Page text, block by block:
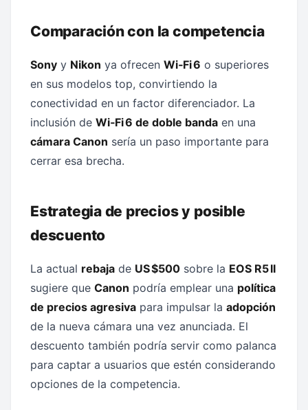
Comparación con la competencia
Sony y Nikon ya ofrecen Wi‑Fi 6 o superiores
en sus modelos top, convirtiendo la
conectividad en un factor diferenciador. La
inclusión de Wi‑Fi 6 de doble banda en una
cámara Canon sería un paso importante para
cerrar esa brecha.
Estrategia de precios y posible
descuento
La actual rebaja de US $500 sobre la EOS R5 II
sugiere que Canon podría emplear una política
de precios agresiva para impulsar la adopción
de la nueva cámara una vez anunciada. El
descuento también podría servir como palanca
para captar a usuarios que estén considerando
opciones de la competencia.